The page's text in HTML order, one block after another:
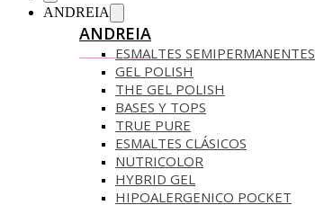
ANDREIA
ANDREIA
ESMALTES SEMIPERMANENTES
GEL POLISH
THE GEL POLISH
BASES Y‎ TOPS
TRUE PURE
ESMALTES CLÁSICOS
NUTRICOLOR
HYBRID GEL
HIPOALERGENICO POCKET